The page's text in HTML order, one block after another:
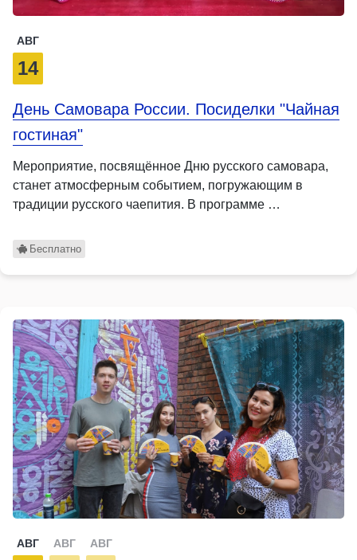
АВГ
14
День Самовара России. Посиделки "Чайная
гостиная"
Мероприятие, посвящённое Дню русского самовара,
станет атмосферным событием, погружающим в
традиции русского чаепития. В программе …
Бесплатно
АВГ АВГ АВГ